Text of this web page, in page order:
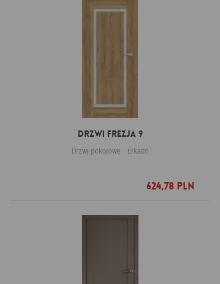
DRZWI FREZJA 9
Drzwi pokojowe Erkado
624,78 PLN
Dodaj do ulubionych